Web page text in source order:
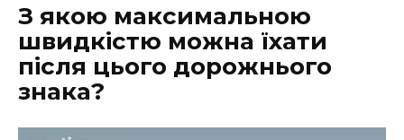
З якою максимальною
швидкістю можна їхати
після цього дорожнього
знака?